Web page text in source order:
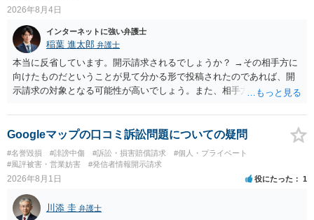
2026年8月4日
インターネットに強い弁護士
稲葉 進太郎 弁護士
本当に反省しています。開示請求されるでしょうか？ →その相手方に
向けたものだということが見て分かる形で投稿されたのであれば、開
示請求の対象となる可能性が高いでしょう。また、相手方の投稿した
と存じます。発信者情報開示請求が進むと、投稿に使った回線の契約
者のところに、意見照会がなされます。アカウント情報開示の場合
は、アカウントの登録メールに意見照会がなされます。 また、された
場合賠償金はいくらでしょうか。 →ケースバイケースであり、数万円
から１００万単位まで様々でしょう。裁判外であれば交渉して相手方
Googleマップの口コミ訴訟問題についての疑問
#名誉毀損 #誹謗中傷 #訴訟・損害賠償請求
#個人・プライベート
#風評被害・営業妨害
#発信者情報開示請求
2026年8月1日 役にたった 1
川添 圭 弁護士